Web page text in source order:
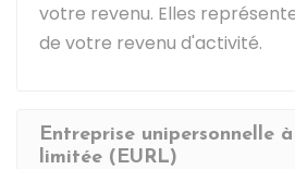
votre revenu. Elles
de votre revenu d'activité.
Entreprise unipersonnelle
limitée (EURL)